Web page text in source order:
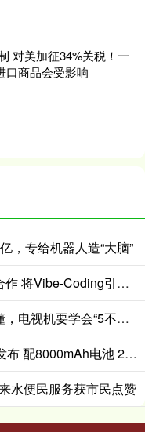
对美加征34%关税！一
口商品会受影响
，专给机器人造“大脑”
飞乐乐 亚马逊云与Superblocks合作 将Vibe-Coding引入企业私有云
天津配资大本营 换了3台电视才懂，电视机要学会“5不买”，都是花钱买的经验
国汇策略 POCO M8 Power印度发布 配8000mAh电池 24999卢比起
水便民服务获市民点赞